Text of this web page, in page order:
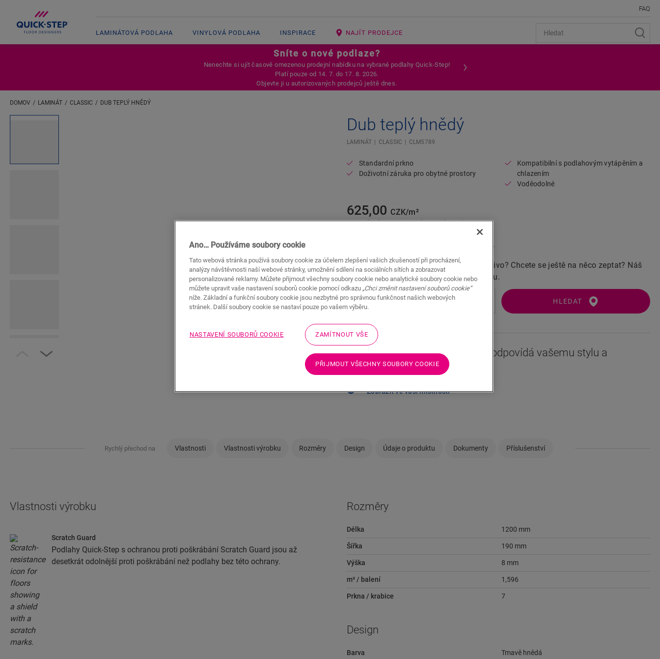
LAMINÁTOVÁ PODLAHA VINYLOVÁ PODLAHA INSPIRACE NAJÍT PRODEJCE
FAQ
Sníte o nové podlaze?
Nenechte si ujít časově omezenou prodejní nabídku na vybrané podlahy Quick-Step!
Platí pouze od 14. 7. do 17. 8. 2026.
Objevte ji u autorizovaných prodejců ještě dnes.
DOMOV LAMINÁT CLASSIC DUB TEPLÝ HNĚDÝ
Open image in lightbox
Dub teplý hnědý
LAMINÁT CLASSIC CLM5789
Standardní prkno
Doživotní záruka pro obytné prostory
Kompatibilní s podlahovým vytápěním a
chlazením
Voděodolné
625,00 CZK/m²
Doporučená maloobchodní cena (vč. DPH)
Najděte nejbližšího prodejce
Vybrali jste podlahu a chcete ji vidět naživo? Chcete se ještě na něco zeptat? Náš
Quick-Step prodejce je vám vždy nablízku.
HLEDAT
Nejste si jistí, zda tato podlaha odpovídá vašemu stylu a
potřebám?
Zobrazit ve vaší místnosti
Rychlý přechod na Vlastnosti Vlastnosti výrobku Rozměry Design Údaje o produktu Dokumenty Příslušenství
Vlastnosti výrobku
Scratch Guard
Podlahy Quick-Step s ochranou proti poškrábání Scratch Guard jsou až
desetkrát odolnější proti poškrábání než podlahy bez této ochrany.
Rozměry
Délka 1200 mm
Šířka 190 mm
Výška 8 mm
m² / balení 1,596
Prkna / krabice 7
Design
Barva Tmavě hnědá
Ano… Používáme soubory cookie
Tato webová stránka používá soubory cookie za účelem zlepšení vašich zkušeností při procházení,
analýzy návštěvnosti naší webové stránky, umožnění sdílení na sociálních sítích a zobrazovat
personalizované reklamy. Můžete přijmout všechny soubory cookie nebo analytické soubory cookie nebo
můžete upravit vaše nastavení souborů cookie pomocí odkazu „Chci změnit nastavení souborů cookie“
níže. Základní a funkční soubory cookie jsou nezbytné pro správnou funkčnost našich webových
stránek. Další soubory cookie se nastaví pouze po vašem výběru.
NASTAVENÍ SOUBORŮ COOKIE ZAMÍTNOUT VŠE
PŘIJMOUT VŠECHNY SOUBORY COOKIE